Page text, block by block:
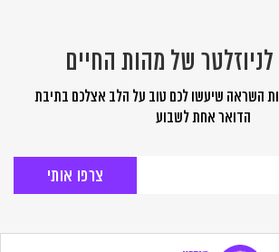
של מהות החיים
השראה שיעשו לכם טוב על הלב אצלכם בתיבת
הדואר אחת לשבוע